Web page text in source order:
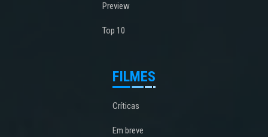
Preview
Top 10
FILMES
Críticas
Em breve